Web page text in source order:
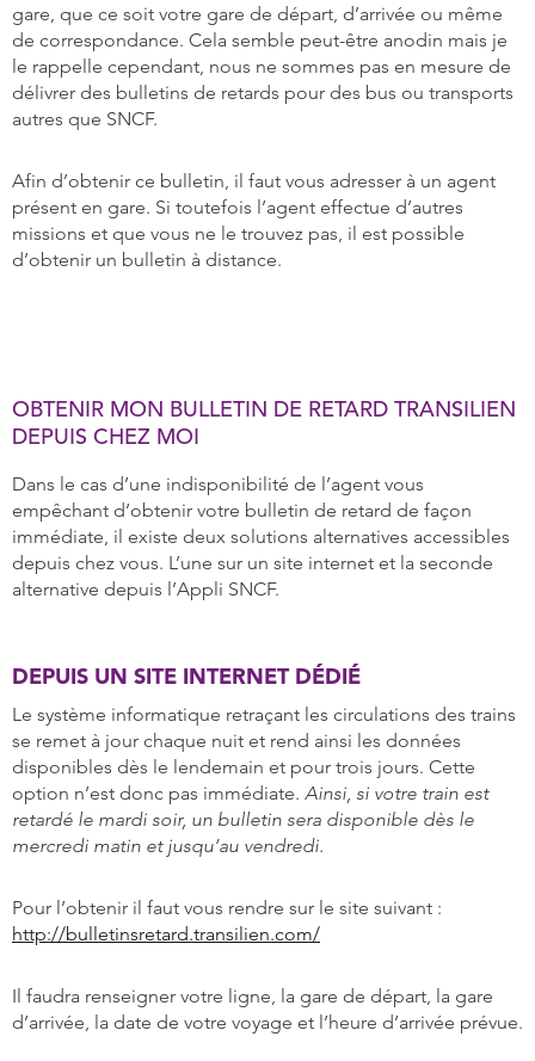
gare, que ce soit votre gare de départ, d’arrivée ou même
de correspondance. Cela semble peut-être anodin mais je
le rappelle cependant, nous ne sommes pas en mesure de
délivrer des bulletins de retards pour des bus ou transports
autres que SNCF.
Afin d’obtenir ce bulletin, il faut vous adresser à un agent
présent en gare. Si toutefois l’agent effectue d’autres
missions et que vous ne le trouvez pas, il est possible
d’obtenir un bulletin à distance.
OBTENIR MON BULLETIN DE RETARD TRANSILIEN
DEPUIS CHEZ MOI
Dans le cas d’une indisponibilité de l’agent vous
empêchant d’obtenir votre bulletin de retard de façon
immédiate, il existe deux solutions alternatives accessibles
depuis chez vous. L’une sur un site internet et la seconde
alternative depuis l’Appli SNCF.
DEPUIS UN SITE INTERNET DÉDIÉ
Le système informatique retraçant les circulations des trains
se remet à jour chaque nuit et rend ainsi les données
disponibles dès le lendemain et pour trois jours. Cette
option n’est donc pas immédiate. Ainsi, si votre train est
retardé le mardi soir, un bulletin sera disponible dès le
mercredi matin et jusqu’au vendredi.
Pour l’obtenir il faut vous rendre sur le site suivant :
http://bulletinsretard.transilien.com/
Il faudra renseigner votre ligne, la gare de départ, la gare
d’arrivée, la date de votre voyage et l’heure d’arrivée prévue.